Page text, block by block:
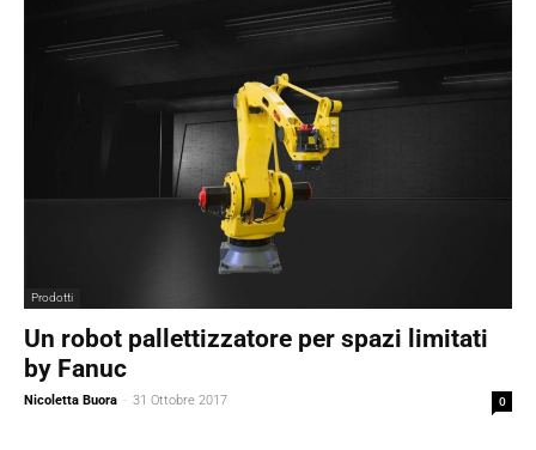
Prodotti
Un robot pallettizzatore per spazi limitati
by Fanuc
Nicoletta Buora - 31 Ottobre 2017 0